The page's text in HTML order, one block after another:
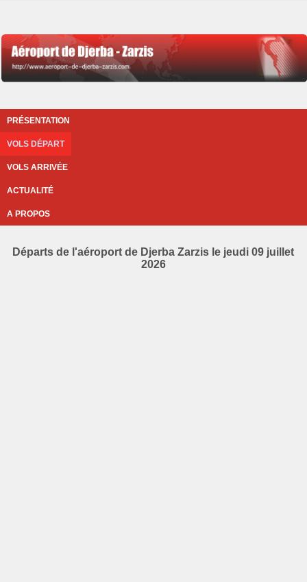
PRÉSENTATION
VOLS DÉPART
VOLS ARRIVÉE
ACTUALITÉ
A PROPOS
Départs de l'aéroport de Djerba Zarzis le jeudi 09 juillet
2026